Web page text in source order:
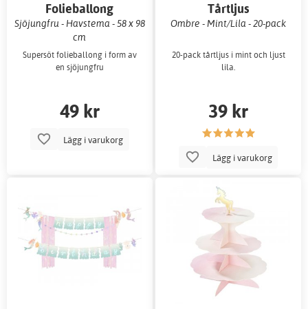
Folieballong
Sjöjungfru - Havstema - 58 x 98
cm
Supersöt folieballong i form av
en sjöjungfru
49 kr
Lägg i varukorg
Tårtljus
Ombre - Mint/Lila - 20-pack
20-pack tårtljus i mint och ljust
lila.
39 kr
Lägg i varukorg